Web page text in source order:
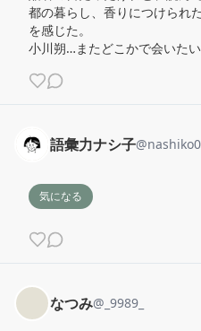
都の暮らし、香りにつけられ
を感じた。
小川朔…またどこかで会いたい
語彙力ナシ子@
気になる
なつみ@ _9989_